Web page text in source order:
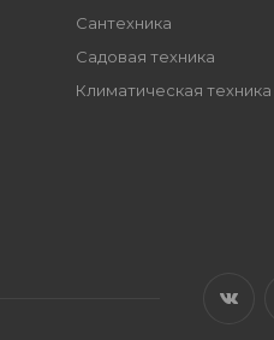
Сантехника
Садовая техника
Климатическая техника